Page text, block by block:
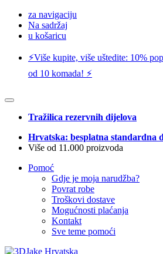
za navigaciju
Na sadržaj
u košaricu
⚡️Više kupite, više uštedite: 10%
od 10 komada! ⚡️
Tražilica rezervnih dijelova
Hrvatska: besplatna standardna
Više od 11.000 proizvoda
Pomoć
Gdje je moja narudžba?
Povrat robe
Troškovi dostave
Mogućnosti plaćanja
Kontakt
Sve teme pomoći